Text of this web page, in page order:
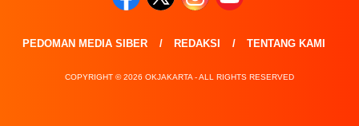
PEDOMAN MEDIA SIBER REDAKSI TENTANG KAMI
COPYRIGHT © 2026 OKJAKARTA - ALL RIGHTS RESERVED